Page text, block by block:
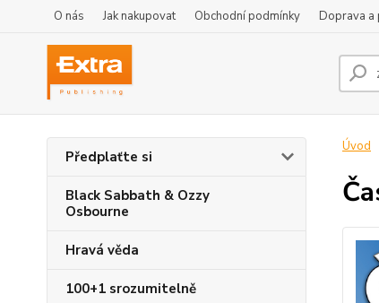
O nás Jak nakupovat Obchodní podmínky Doprava a
Předplaťte si
Black Sabbath & Ozzy
Osbourne
Hravá věda
100+1 srozumitelně
Úvod